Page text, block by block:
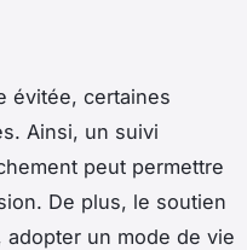
évitée, certaines
Ainsi, un suivi
peut permettre
De plus, le soutien
un mode de vie